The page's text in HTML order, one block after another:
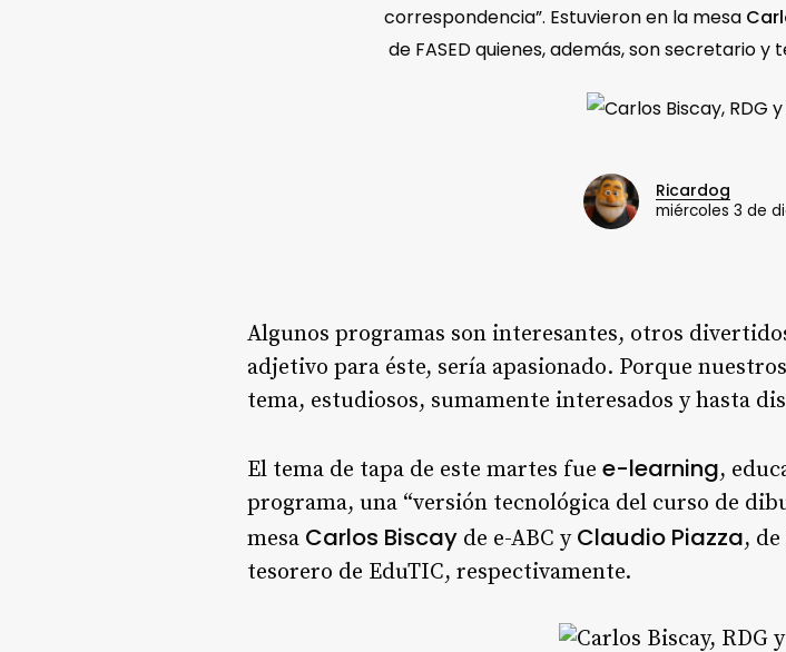
correspondencia”. Estuvieron en la mesa
de FASED quienes, además, son secretario
Ricardog
miércoles 3 de
Algunos programas son interesantes, otros
adjetivo para éste, sería apasionado. Porque
tema, estudiosos, sumamente interesados y hasta
El tema de tapa de este martes fue e-learning,
programa, una “versión tecnológica del curso de
mesa Carlos Biscay de e-ABC y Claudio Piazza,
tesorero de EduTIC, respectivamente.